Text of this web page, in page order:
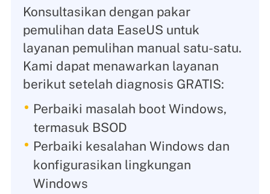
Konsultasikan dengan pakar
pemulihan data EaseUS untuk
layanan pemulihan manual satu-satu.
Kami dapat menawarkan layanan
berikut setelah diagnosis GRATIS:
Perbaiki masalah boot Windows,
termasuk BSOD
Perbaiki kesalahan Windows dan
konfigurasikan lingkungan
Windows